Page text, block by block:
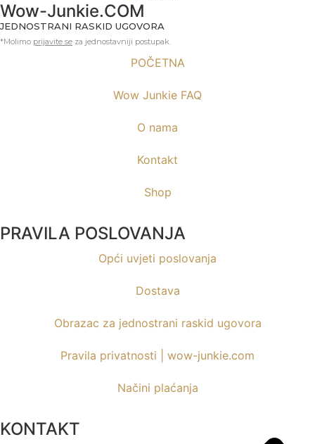
Wow-Junkie.COM
JEDNOSTRANI RASKID UGOVORA
*Molimo prijavite se za jednostavniji postupak.
POČETNA
Wow Junkie FAQ
O nama
Kontakt
Shop
PRAVILA POSLOVANJA
Opći uvjeti poslovanja
Dostava
Obrazac za jednostrani raskid ugovora
Pravila privatnosti | wow-junkie.com
Načini plaćanja
KONTAKT